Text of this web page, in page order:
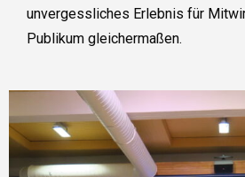
unvergessliches Erlebnis für
Publikum gleichermaßen.